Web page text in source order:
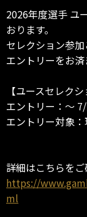
2026年度選手 ユ
おります。
セレクション参
エントリーをお済
【ユースセレクシ
エントリー：～
エントリー対象
詳細はこちらを
https://
ml